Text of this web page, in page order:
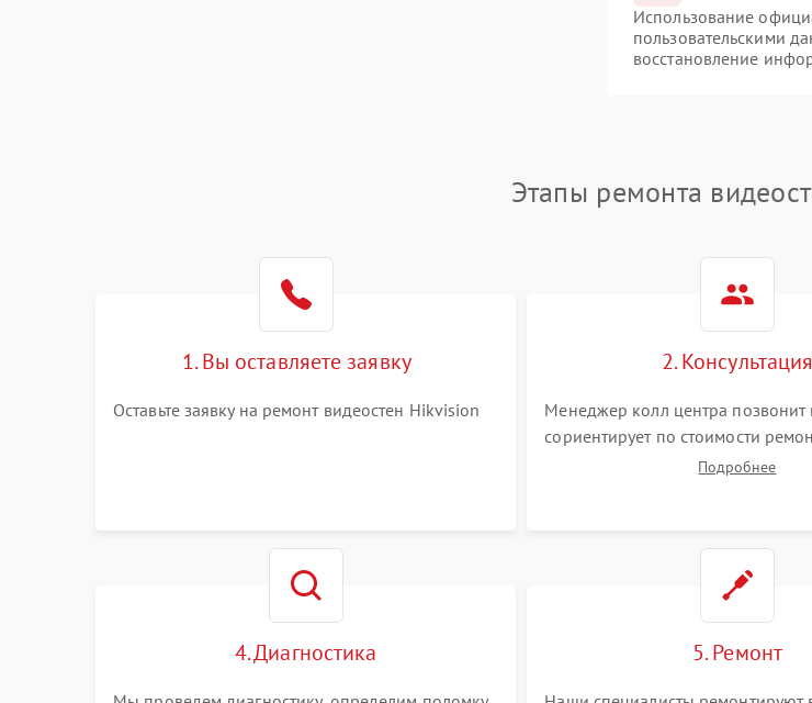
Использование
пользовательскими
восстановление
Этапы ремонта
1. Вы оставляете заявку
Оставьте заявку на ремонт видеостен Hikvision
2. Консультация
Менеджер колл центра позвонит
сориентирует по стоимости
видеостен а также ответит на
Подробнее
4. Диагностика 5. Ремонт